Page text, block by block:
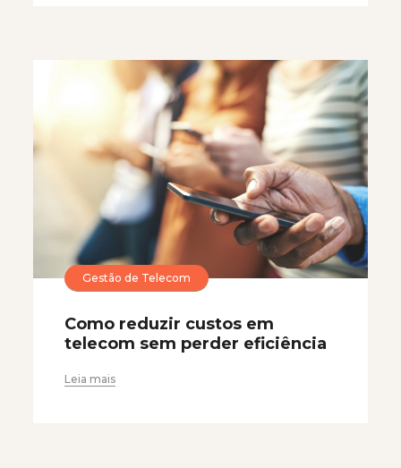
Gestão de Telecom
Como reduzir custos em
telecom sem perder eficiência
Leia mais